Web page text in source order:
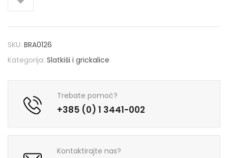
SKU: BRA0126
Kategorija: Slatkiši i grickalice
Trebate pomoć?
+385 (0) 1 3441-002
Kontaktirajte nas?